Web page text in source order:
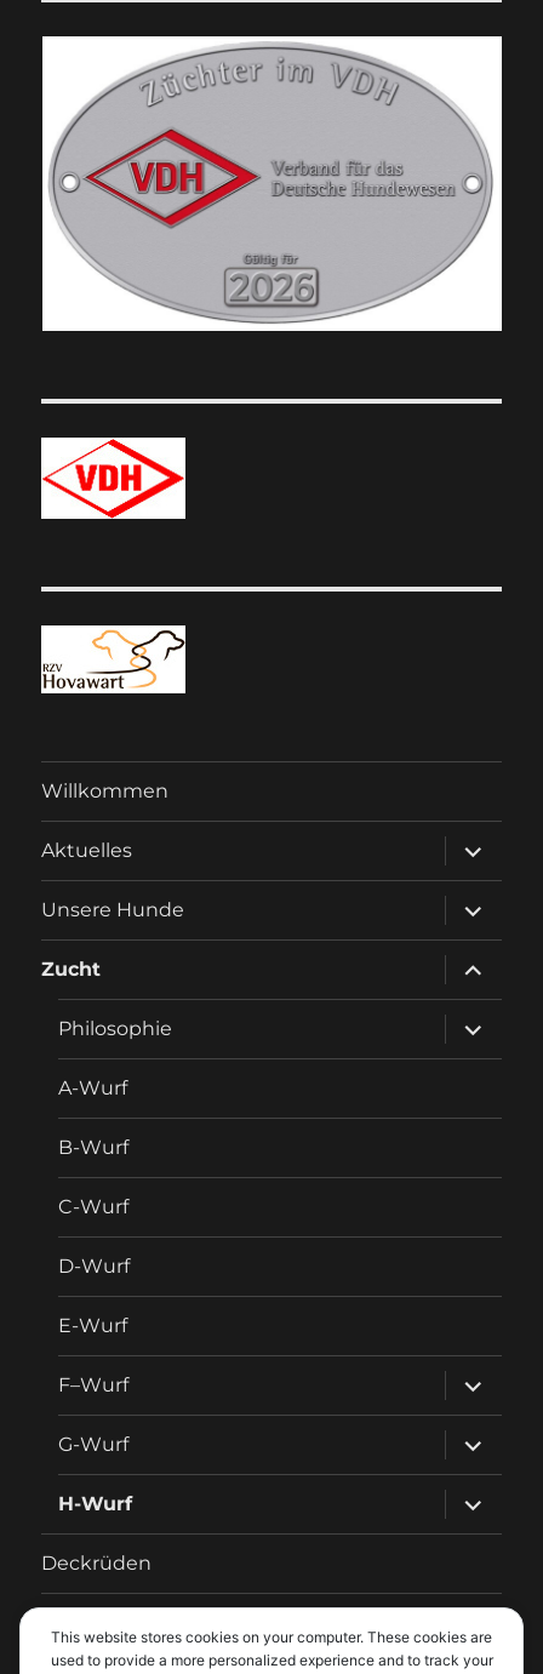
Willkommen
Aktuelles
anzeigen
Unsere Hunde
anzeigen
Zucht
anzeigen
Philosophie
anzeigen
A-Wurf
B-Wurf
C-Wurf
D-Wurf
E-Wurf
F–Wurf
anzeigen
G-Wurf
anzeigen
H-Wurf
anzeigen
Deckrüden
This website stores cookies on your computer. These cookies are
used to provide a more personalized experience and to track your